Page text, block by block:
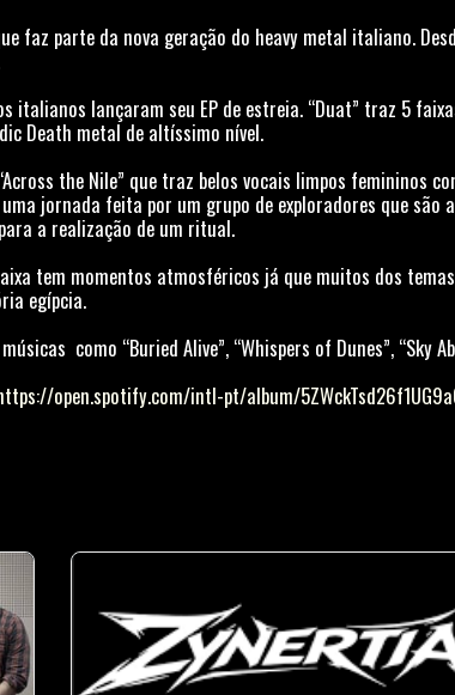
faz parte da nova geração do heavy metal italiano.
italianos lançaram seu EP de estreia. “Duat” traz 5
Death metal de altíssimo nível.
the Nile” que traz belos vocais limpos femininos
jornada feita por um grupo de exploradores que são
a realização de um ritual.
tem momentos atmosféricos já que muitos dos
egípcia.
como “Buried Alive”, “Whispers of Dunes”, “Sky
open.spotify.com/intl-pt/album/